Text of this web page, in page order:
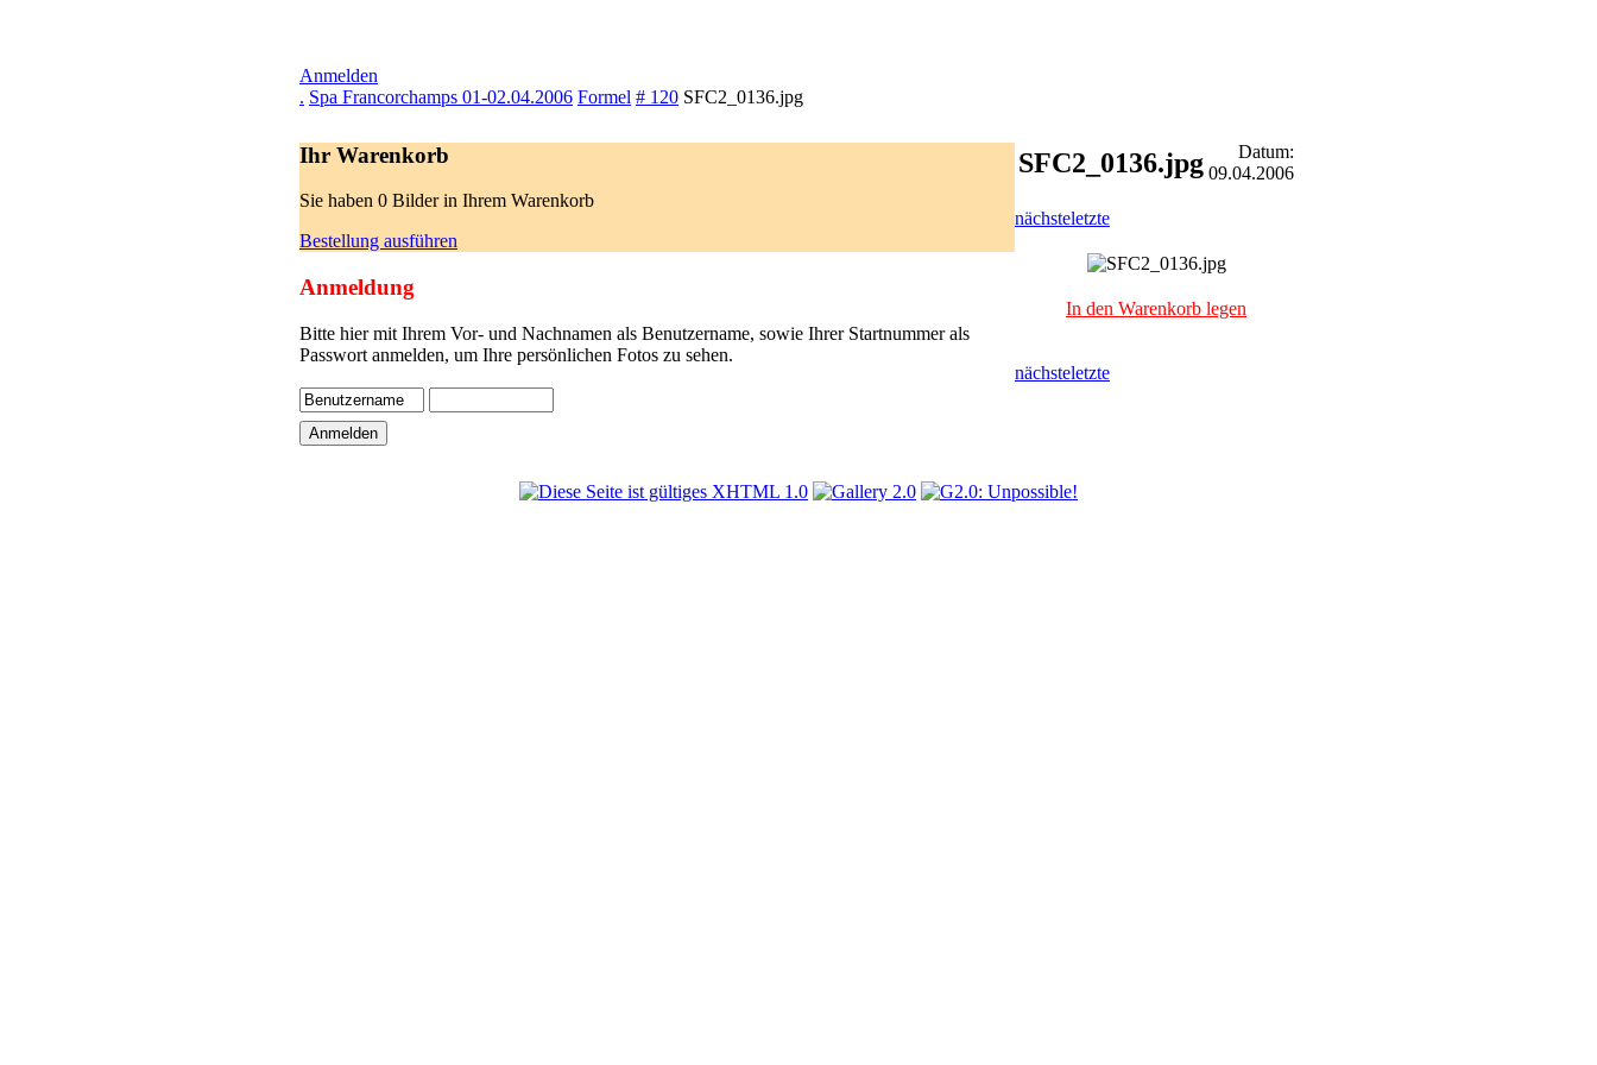
Anmelden
. Spa Francorchamps 01-02.04.2006 Formel # 120 SFC2_0136.jpg
Ihr Warenkorb
Sie haben 0 Bilder in Ihrem Warenkorb
Bestellung ausführen
Anmeldung
Bitte hier mit Ihrem Vor- und Nachnamen als Benutzername, sowie Ihrer Startnummer als
Passwort anmelden, um Ihre persönlichen Fotos zu sehen.
SFC2_0136.jpg
Datum:
09.04.2006
nächsteletzte
In den Warenkorb legen
nächsteletzte